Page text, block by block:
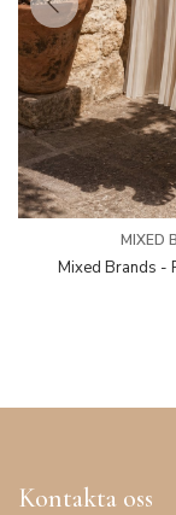
MIXED
Mixed Brands -
Kontakta oss